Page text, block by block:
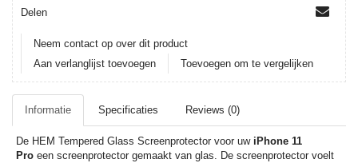
Delen
Neem contact op over dit product
Aan verlanglijst toevoegen
Toevoegen om te vergelijken
Informatie Specificaties Reviews (0)
De HEM Tempered Glass Screenprotector voor uw iPhone 11
Pro een screenprotector gemaakt van glas. De screenprotector voelt